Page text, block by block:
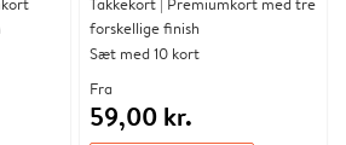
forskellige finish
Sæt med 10 kort
Fra
59,00 kr.